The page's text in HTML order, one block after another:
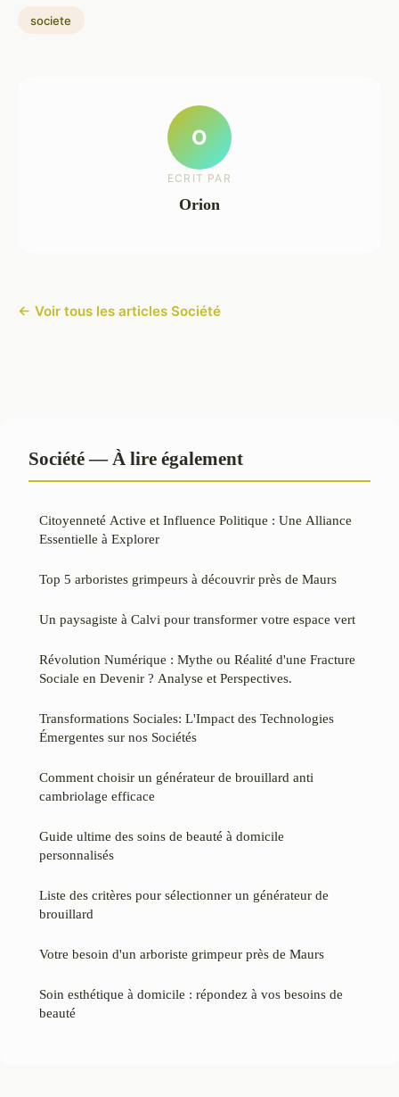
societe
O
ECRIT PAR
Orion
← Voir tous les articles Société
Société — À lire également
Citoyenneté Active et Influence Politique : Une Alliance
Essentielle à Explorer
Top 5 arboristes grimpeurs à découvrir près de Maurs
Un paysagiste à Calvi pour transformer votre espace vert
Révolution Numérique : Mythe ou Réalité d'une Fracture
Sociale en Devenir ? Analyse et Perspectives.
Transformations Sociales: L'Impact des Technologies
Émergentes sur nos Sociétés
Comment choisir un générateur de brouillard anti
cambriolage efficace
Guide ultime des soins de beauté à domicile
personnalisés
Liste des critères pour sélectionner un générateur de
brouillard
Votre besoin d'un arboriste grimpeur près de Maurs
Soin esthétique à domicile : répondez à vos besoins de
beauté